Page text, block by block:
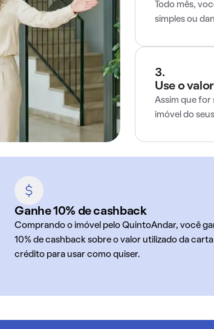
Todo mês,
simples ou
3.
Use o
Assim que
imóvel do
Ganhe 10% de cashback
Comprando o imóvel pelo QuintoAndar, você
10% de cashback sobre o valor utilizado da
crédito para usar como quiser.